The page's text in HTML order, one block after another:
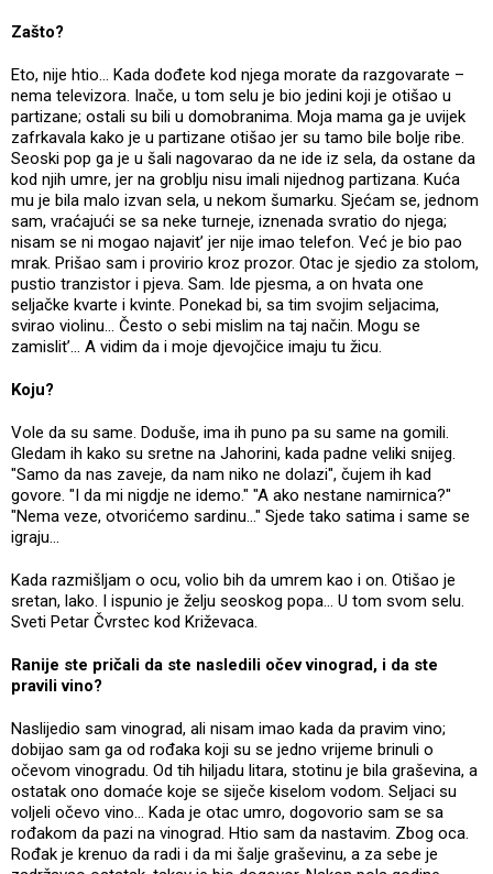
Zašto?
Eto, nije htio... Kada dođete kod njega morate da razgovarate –
nema televizora. Inače, u tom selu je bio jedini koji je otišao u
partizane; ostali su bili u domobranima. Moja mama ga je uvijek
zafrkavala kako je u partizane otišao jer su tamo bile bolje ribe.
Seoski pop ga je u šali nagovarao da ne ide iz sela, da ostane da
kod njih umre, jer na groblju nisu imali nijednog partizana. Kuća
mu je bila malo izvan sela, u nekom šumarku. Sjećam se, jednom
sam, vraćajući se sa neke turneje, iznenada svratio do njega;
nisam se ni mogao najavit’ jer nije imao telefon. Već je bio pao
mrak. Prišao sam i provirio kroz prozor. Otac je sjedio za stolom,
pustio tranzistor i pjeva. Sam. Ide pjesma, a on hvata one
seljačke kvarte i kvinte. Ponekad bi, sa tim svojim seljacima,
svirao violinu... Često o sebi mislim na taj način. Mogu se
zamislit’... A vidim da i moje djevojčice imaju tu žicu.
Koju?
Vole da su same. Doduše, ima ih puno pa su same na gomili.
Gledam ih kako su sretne na Jahorini, kada padne veliki snijeg.
"Samo da nas zaveje, da nam niko ne dolazi", čujem ih kad
govore. "I da mi nigdje ne idemo." "A ako nestane namirnica?"
"Nema veze, otvorićemo sardinu..." Sjede tako satima i same se
igraju...
Kada razmišljam o ocu, volio bih da umrem kao i on. Otišao je
sretan, lako. I ispunio je želju seoskog popa... U tom svom selu.
Sveti Petar Čvrstec kod Križevaca.
Ranije ste pričali da ste nasledili očev vinograd, i da ste
pravili vino?
Naslijedio sam vinograd, ali nisam imao kada da pravim vino;
dobijao sam ga od rođaka koji su se jedno vrijeme brinuli o
očevom vinogradu. Od tih hiljadu litara, stotinu je bila graševina, a
ostatak ono domaće koje se siječe kiselom vodom. Seljaci su
voljeli očevo vino... Kada je otac umro, dogovorio sam se sa
rođakom da pazi na vinograd. Htio sam da nastavim. Zbog oca.
Rođak je krenuo da radi i da mi šalje graševinu, a za sebe je